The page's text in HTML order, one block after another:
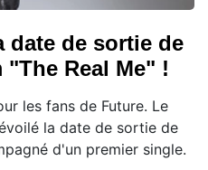
date de sortie de
Real Me" !
les fans de Future. Le
la date de sortie de
d'un premier single.